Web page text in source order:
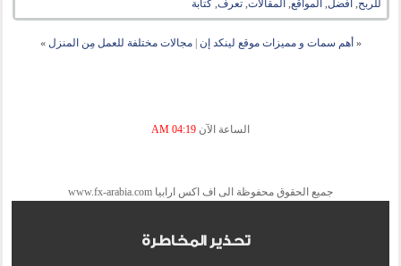
للربح, أفضل, المواقع, المقالات,تعرف, كتابة
« أهم سمات و مميزات موقع لينكد إن |مجالات مختلفة للعمل مِن المنزل »
الساعة الآن 04:19 AM
جميع الحقوق محفوظة الى اف اكس ارابيا www.fx-arabia.com
تحذير المخاطرة